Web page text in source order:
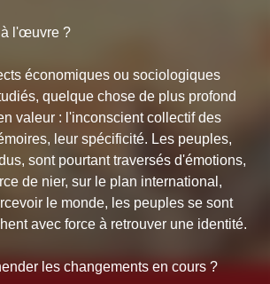
à l'œuvre ?
économiques ou sociologiques
quelque chose de plus profond
valeur : l'inconscient collectif des
leur spécificité. Les peuples,
sont pourtant traversés d'émotions,
de nier, sur le plan international,
le monde, les peuples se sont
avec force à retrouver une identité.
les changements en cours ?